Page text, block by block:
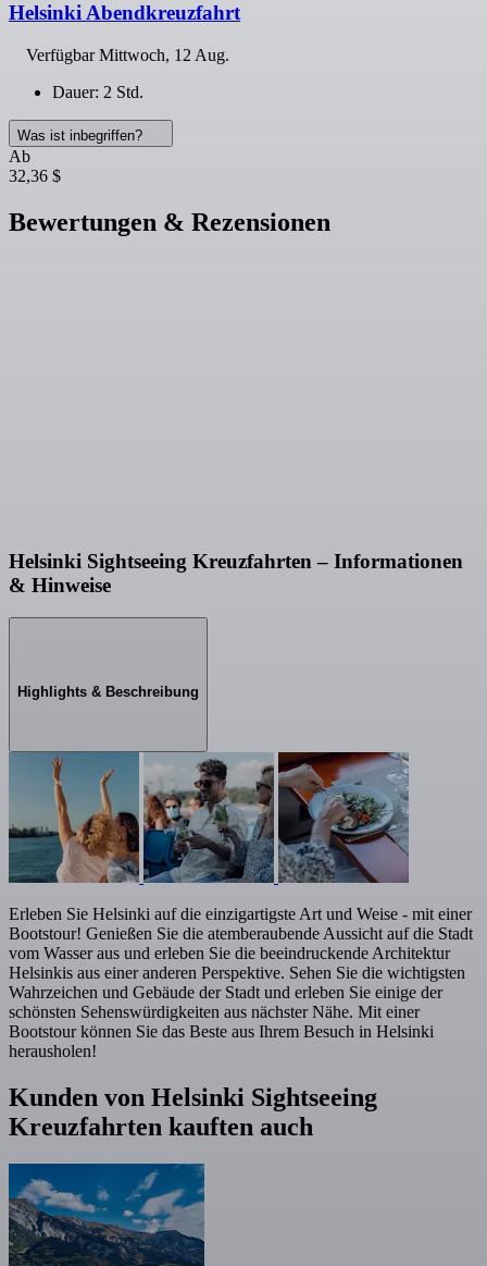
Helsinki Abendkreuzfahrt
VerfügbarMittwoch, 12 Aug.
Dauer: 2 Std.
Was ist inbegriffen?
Ab
32,36 $
Bewertungen & Rezensionen
Helsinki Sightseeing Kreuzfahrten – Informationen
& Hinweise
Highlights & Beschreibung
Erleben Sie Helsinki auf die einzigartigste Art und Weise - mit einer
Bootstour! Genießen Sie die atemberaubende Aussicht auf die Stadt
vom Wasser aus und erleben Sie die beeindruckende Architektur
Helsinkis aus einer anderen Perspektive. Sehen Sie die wichtigsten
Wahrzeichen und Gebäude der Stadt und erleben Sie einige der
schönsten Sehenswürdigkeiten aus nächster Nähe. Mit einer
Bootstour können Sie das Beste aus Ihrem Besuch in Helsinki
herausholen!
Kunden von Helsinki Sightseeing
Kreuzfahrten kauften auch